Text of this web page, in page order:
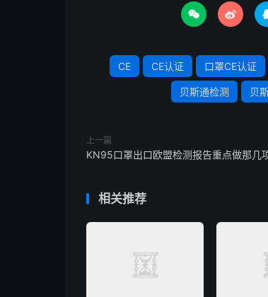
 
CE CE认证 口罩CE认证
贝斯通检测 贝
上一篇
KN95口罩出口欧盟检测报告重点做那几
相关推荐